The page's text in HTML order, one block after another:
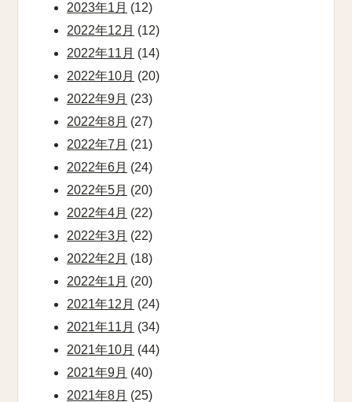
2023年1月 (12)
2022年12月 (12)
2022年11月 (14)
2022年10月 (20)
2022年9月 (23)
2022年8月 (27)
2022年7月 (21)
2022年6月 (24)
2022年5月 (20)
2022年4月 (22)
2022年3月 (22)
2022年2月 (18)
2022年1月 (20)
2021年12月 (24)
2021年11月 (34)
2021年10月 (44)
2021年9月 (40)
2021年8月 (25)